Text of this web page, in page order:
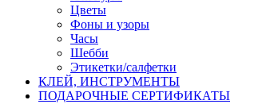
Цветы
Фоны и узоры
Часы
Шебби
Этикетки/салфетки
КЛЕЙ, ИНСТРУМЕНТЫ
ПОДАРОЧНЫЕ СЕРТИФИКАТЫ